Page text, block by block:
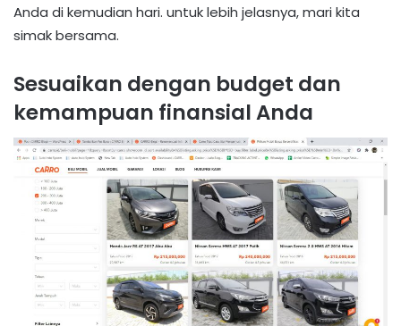
Anda di kemudian hari. untuk lebih jelasnya, mari kita
simak bersama.
Sesuaikan dengan budget dan
kemampuan finansial Anda